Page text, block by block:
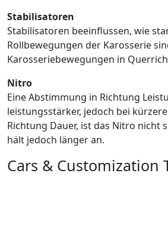
Stabilisatoren
Stabilisatoren beeinflussen, wie
Rollbewegungen der Karosserie
Karosseriebewegungen in
Nitro
Eine Abstimmung in Richtung
leistungsstärker, jedoch bei
Richtung Dauer, ist das Nitro nicht
hält jedoch länger an.
Cars & Customization